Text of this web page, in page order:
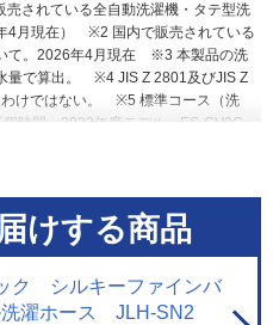
売されている全自動洗濯機・タテ型洗
月現在）
※2 国内で販売されている
て。2026年4月現在
※3 本製品の洗
で算出。
※4 JIS Z 2801及びJIS Z
けではない。
※5 標準コース（洗
時間。2022年度モデル＜ES-GV9G＞
果が異なります。
けする商品
ク シルキーファインバ
洗濯ホース JLH-SN2